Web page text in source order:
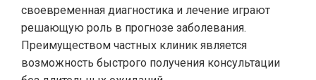
своевременная диагностика и лечение играют
решающую роль в прогнозе заболевания.
Преимуществом частных клиник является
возможность быстрого получения консультации